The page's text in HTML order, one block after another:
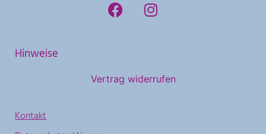
Hinweise
Vertrag widerrufen
Kontakt